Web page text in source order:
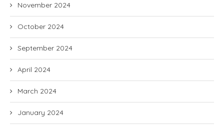
November 2024
October 2024
September 2024
April 2024
March 2024
January 2024